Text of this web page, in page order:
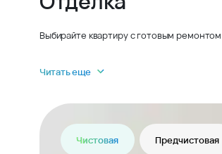
Выбирайте квартиру с готовым
Читать еще
Чистовая Предчистовая